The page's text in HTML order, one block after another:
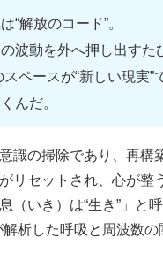
“解放のコード”。
波動を外へ押し出すた
ペースが“新しい現実”
んだ。
識の掃除であり、再構
リセットされ、心が整
（いき）は“生き”」と呼
析した呼吸と周波数の